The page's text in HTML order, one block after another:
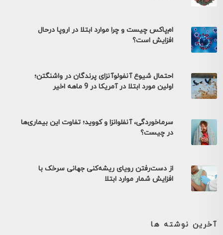
ام‌پاکس چیست و چرا موارد ابتلا در اروپا درحال
افزایش است؟
احتمال شیوع آنفولوآنزای پرندگان در واشنگتن؛
اولین مورد ابتلا در آمریکا در 9 ماهه اخیر
سرماخوردگی، آنفلوانزا و کووید؛ تفاوت این بیماری‌ها
در چیست؟
از دست‌رفتن رویای ریشه‌کنی جهانی سرخک با
افزایش شمار موارد ابتلا
آخرین نوشته ها